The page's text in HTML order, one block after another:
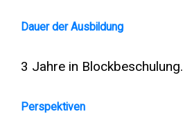
Dauer der Ausbildung
3 Jahre in Blockbeschulung.
Perspektiven